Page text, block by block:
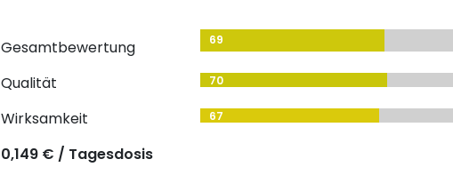
Gesamtbewertung 69
Qualität 70
Wirksamkeit 67
0,149 € / Tagesdosis